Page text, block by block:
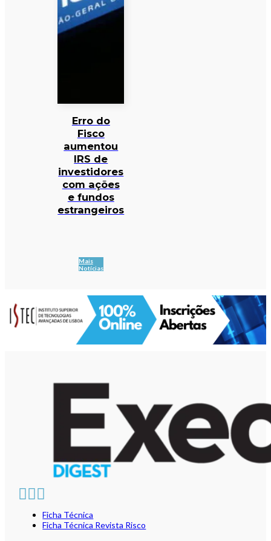
Erro do
Fisco
aumentou
IRS de
investidores
com ações
e fundos
estrangeiros
Mais
Notícias
Ficha Técnica
Ficha Técnica Revista Risco